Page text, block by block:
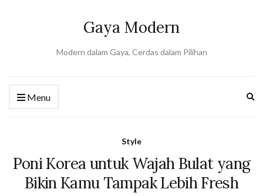
Gaya Modern
Modern dalam Gaya, Cerdas dalam Pilihan
Menu
Style
Poni Korea untuk Wajah Bulat yang
Bikin Kamu Tampak Lebih Fresh